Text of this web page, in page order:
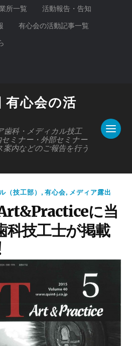
所一覧
活動報告・告知
有心会の活動記事一覧
有心会の活
歯科・メディカル技工
ミナー・外部セミナー
内などのご報告を行う
（技工部） ,有心会, メディア露出
に当
科技工士が掲載